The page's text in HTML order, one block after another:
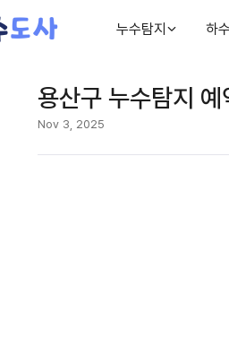
누수탐지 하
용산구 누수탐지
Nov 3, 2025